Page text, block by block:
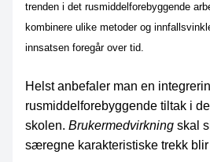
trenden i det rusmiddelforebyggende
kombinere ulike metoder og
innsatsen foregår over tid.
Helst anbefaler man en
rusmiddelforebyggende tiltak i
skolen. Brukermedvirkning skal
særegne karakteristiske trekk blir